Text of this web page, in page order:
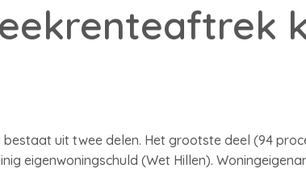
uit twee delen. Het grootste deel (94
eigenwoningschuld (Wet Hillen).